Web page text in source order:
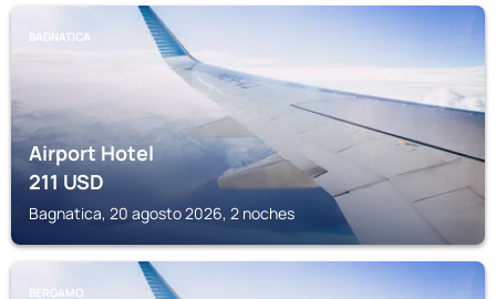
BAGNATICA
Airport Hotel
211USD
Bagnatica, 20 agosto 2026, 2 noches
BERGAMO